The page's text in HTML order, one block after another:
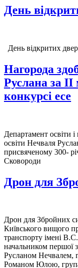
День
День відкритих
Нагорода
Руслана за
конкурсі есе
Департамент освіти
освіти Нечваля
присвяченому 300-
Сковороди
Дрон для
Дрон для Збройних
Київського вищого
транспорту імені
начальником першої
Русланом Нечвалем,
Романом Юлою,